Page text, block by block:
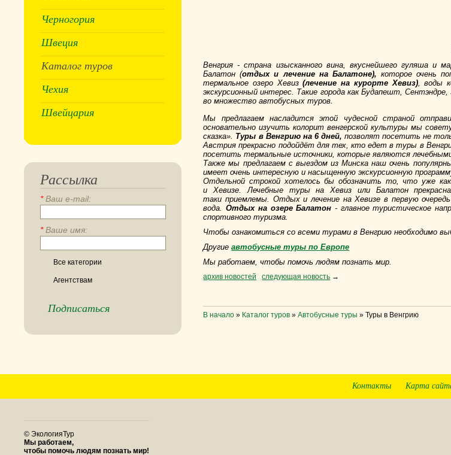
Венгрия - страна изысканного вина, вкуснейшего гуляша и
Балатон (отдых и лечение на Балатоне), которое очень
термальное озеро Хевиз(лечение на курорте Хевиз), воды
экскурсионный интерес. Такие города как Будапешт,
во множество автобусных туров.
Мы предлагаем насладится этой чудесной страной
основательно изучить колорит венгерской культуры мы
сказка». Туры в Венгрию на 6 дней, позволят посетить не
Австрия прекрасно подойдёт для тех, кто едет в туры в
посетить термальные источники, которые являются
Также мы предлагаем с выездом из Минска наш очень
имеет очень интересную и насыщенную экскурсионную
Отдельной строкой хотелось бы обозначить то, что уже
и Хевизе. Лечебные туры на Хевиз или Балатон
таки приемлемы. Отдых и лечение на Хевизе в первую
вода.Отдых на озере Балатон - главное туристическое
спортивного туризма.
Чтобы ознакомиться со всеми турами в Венгрию необходимо
Другиеавтобусные туры по Европе
Мы работаем, чтобы помочь людям познать мир.
архив новостей следующая новость →
В начало » Каталог туров »Автобусные туры »Туры в Венгрию
Черногория
Швеция
Каталог туров
Чехия
Швейцария
Рассылка
*Ваш e-mail:
*Ваше имя:
Все категории
Агентствам
Подписаться
Контакты Карта
© ЭкологияТур
Мы работаем,
чтобы помочь людям познать мир!